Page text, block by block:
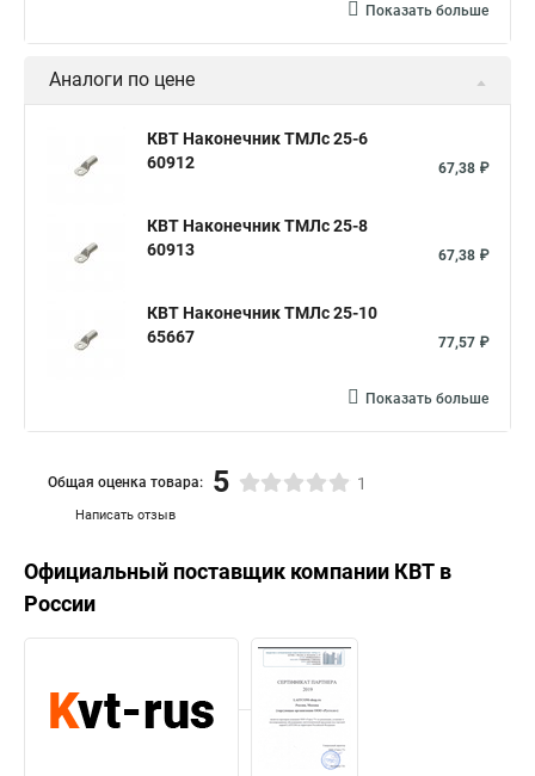
Показать больше
Аналоги по цене
КВТ Наконечник ТМЛс 25-6
60912
67,38 ₽
КВТ Наконечник ТМЛс 25-8
60913
67,38 ₽
КВТ Наконечник ТМЛс 25-10
65667
77,57 ₽
Показать больше
Написать отзыв
Общая оценка товара: 5 1
Официальный поставщик компании КВТ в
России